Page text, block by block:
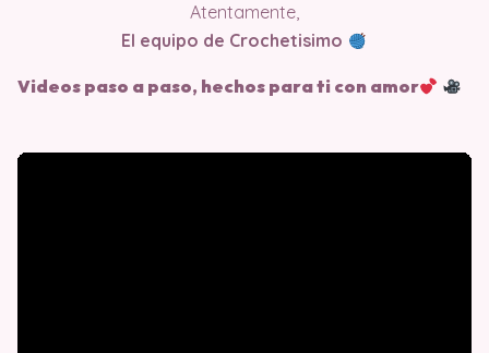
Atentamente,
El equipo de Crochetisimo
Videos paso a paso, hechos para ti con amor